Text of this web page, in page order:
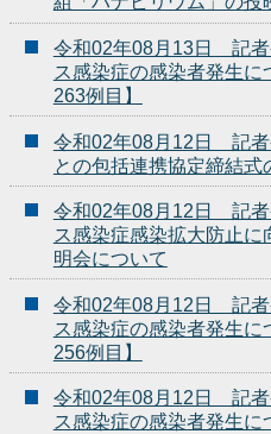
令和02年08月13日 記
ス感染症の感染者発生
263例目】
令和02年08月12日 記
との包括連携協定締結式
令和02年08月12日 記
ス感染症感染拡大防止に
明会について
令和02年08月12日 記
ス感染症の感染者発生
256例目】
令和02年08月12日 記
ス感染症の感染者発生